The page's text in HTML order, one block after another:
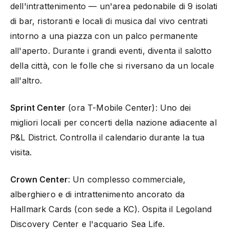
dell'intrattenimento — un'area pedonabile di 9 isolati
di bar, ristoranti e locali di musica dal vivo centrati
intorno a una piazza con un palco permanente
all'aperto. Durante i grandi eventi, diventa il salotto
della città, con le folle che si riversano da un locale
all'altro.
Sprint Center (ora T-Mobile Center): Uno dei
migliori locali per concerti della nazione adiacente al
P&L District. Controlla il calendario durante la tua
visita.
Crown Center: Un complesso commerciale,
alberghiero e di intrattenimento ancorato da
Hallmark Cards (con sede a KC). Ospita il Legoland
Discovery Center e l'acquario Sea Life.